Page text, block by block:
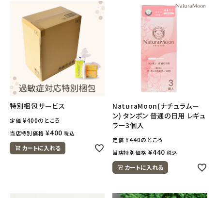
エコメイト
ナチュラプラス
アルマウィン
アルモニベルツ
コラム・スタッフのおすすめ
ご利用ガイド等
特別梱包サービス
定価 ¥400のところ
当店特別価格 ¥400 税込
カートに入れる
NaturaMoon(ナチュラムー
ン) タンポン 普通の日用 レギュ
ラー3個入
定価 ¥440のところ
当店特別価格 ¥440 税込
カートに入れる